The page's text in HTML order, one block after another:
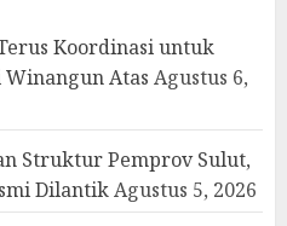
Koordinasi untuk
Winangun Atas Agustus 6,
Struktur Pemprov Sulut,
DilantikAgustus 5, 2026